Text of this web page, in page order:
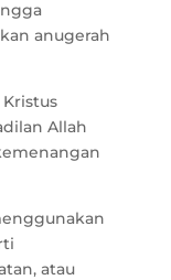
anugerah
Allah
atau